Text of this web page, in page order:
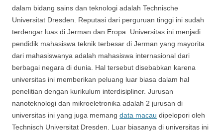
dalam bidang sains dan teknologi adalah Technische
Universitat Dresden. Reputasi dari perguruan tinggi ini sudah
terdengar luas di Jerman dan Eropa. Universitas ini menjadi
pendidik mahasiswa teknik terbesar di Jerman yang mayorita
dari mahasiswanya adalah mahasiswa internasional dari
berbagai negara di dunia. Hal tersebut disebabkan karena
universitas ini memberikan peluang luar biasa dalam hal
penelitian dengan kurikulum interdisipliner. Jurusan
nanoteknologi dan mikroeletronika adalah 2 jurusan di
universitas ini yang juga memang data macau dipelopori oleh
Technisch Universitat Dresden. Luar biasanya di universitas ini